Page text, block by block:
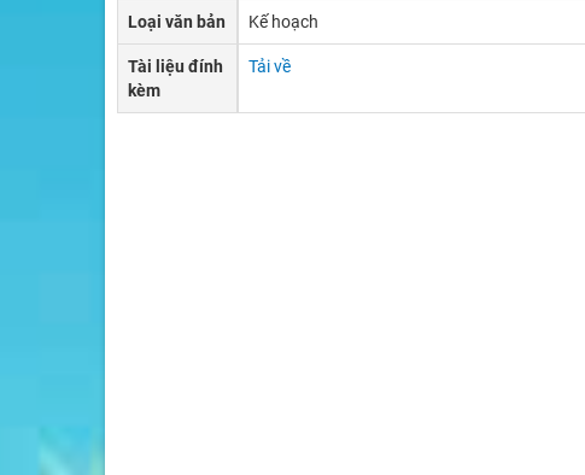
Loại văn bản Kế hoạch
Tài liệu đính
kèm
Tải về